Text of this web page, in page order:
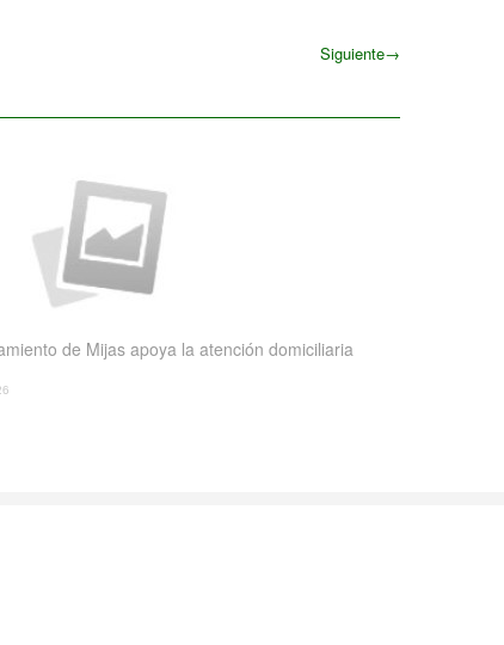
Siguiente→
de Mijas apoya la atención domiciliaria